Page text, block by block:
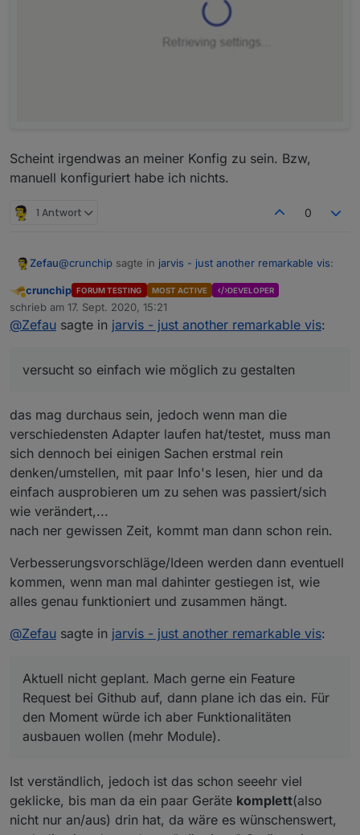
Scheint irgendwas an meiner Konfig zu sein. Bzw,
manuell konfiguriert habe ich nichts.
1 Antwort 0
Zefau@crunchip sagte in jarvis - just another remarkable vis:
hab gestern ein bisschen probiert, bin allerdings
(muss ich zugeben) noch ein bisschen überfordert,
Was genau überfordert dich? Ich habe es in
wie möglich zu gestalten. Insgesamt ist das Setup
komplex. Verbesserungsvorschläge, um es einfach zu
Auch wenn ich z.b. folgendes aufrufe im Wiki, sind
https://github.com/Zefau/ioBroker.jarvis/issues/30
dieser Link führt auch nicht zu den Einstellungen,
sondern die Seite wird einfach aktualisiert
Danke, behebe ich.
kommen hier noch mehr Geräte dazu, die
automatisch erkannt werden? da ich z.b. nen Arsch
bei Github auf, dann plane ich das ein. Für den Moment
würde ich aber Funktionalitäten ausbauen wollen (mehr
Module).
Abwesend
crunchip FORUM TESTING MOST ACTIVE DEVELOPER
schrieb am 17. Sept. 2020, 15:21
zuletzt editiert von
@Zefau sagte in jarvis - just another remarkable vis:
versucht so einfach wie möglich zu gestalten
das mag durchaus sein, jedoch wenn man die
verschiedensten Adapter laufen hat/testet, muss man
sich dennoch bei einigen Sachen erstmal rein
denken/umstellen, mit paar Info's lesen, hier und da
einfach ausprobieren um zu sehen was passiert/sich
wie verändert,...
nach ner gewissen Zeit, kommt man dann schon rein.
Verbesserungsvorschläge/Ideen werden dann eventuell
kommen, wenn man mal dahinter gestiegen ist, wie
alles genau funktioniert und zusammen hängt.
@Zefau sagte in jarvis - just another remarkable vis:
Aktuell nicht geplant. Mach gerne ein Feature
Request bei Github auf, dann plane ich das ein. Für
den Moment würde ich aber Funktionalitäten
ausbauen wollen (mehr Module).
Ist verständlich, jedoch ist das schon seeehr viel
geklicke, bis man da ein paar Geräte komplett(also
nicht nur an/aus) drin hat, da wäre es wünschenswert,